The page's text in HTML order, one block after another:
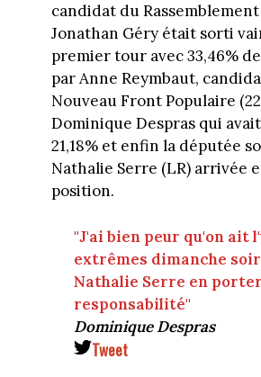
candidat du
Jonathan Géry était sorti
premier tour avec 33,46%
par Anne Reymbaut,
Nouveau Front Populaire
Dominique Despras qui
21,18% et enfin la députée
Nathalie Serre (LR) arrivée
position.
"J'ai bien peur qu'on ait
extrêmes dimanche
Nathalie Serre en
responsabilité"
Dominique Despras
Tweet